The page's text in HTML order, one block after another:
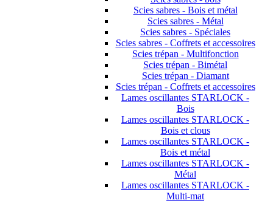
Scies sabres - Bois et métal
Scies sabres - Métal
Scies sabres - Spéciales
Scies sabres - Coffrets et accessoires
Scies trépan - Multifonction
Scies trépan - Bimétal
Scies trépan - Diamant
Scies trépan - Coffrets et accessoires
Lames oscillantes STARLOCK -
Bois
Lames oscillantes STARLOCK -
Bois et clous
Lames oscillantes STARLOCK -
Bois et métal
Lames oscillantes STARLOCK -
Métal
Lames oscillantes STARLOCK -
Multi-mat